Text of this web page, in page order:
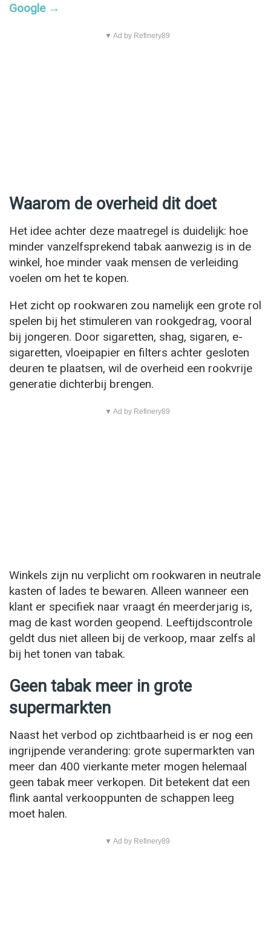
Google →
▼ Ad by Refinery89
Waarom de overheid dit doet
Het idee achter deze maatregel is duidelijk: hoe
minder vanzelfsprekend tabak aanwezig is in de
winkel, hoe minder vaak mensen de verleiding
voelen om het te kopen.
Het zicht op rookwaren zou namelijk een grote rol
spelen bij het stimuleren van rookgedrag, vooral
bij jongeren. Door sigaretten, shag, sigaren, e-
sigaretten, vloeipapier en filters achter gesloten
deuren te plaatsen, wil de overheid een rookvrije
generatie dichterbij brengen.
▼ Ad by Refinery89
Winkels zijn nu verplicht om rookwaren in neutrale
kasten of lades te bewaren. Alleen wanneer een
klant er specifiek naar vraagt én meerderjarig is,
mag de kast worden geopend. Leeftijdscontrole
geldt dus niet alleen bij de verkoop, maar zelfs al
bij het tonen van tabak.
Geen tabak meer in grote
supermarkten
Naast het verbod op zichtbaarheid is er nog een
ingrijpende verandering: grote supermarkten van
meer dan 400 vierkante meter mogen helemaal
geen tabak meer verkopen. Dit betekent dat een
flink aantal verkooppunten de schappen leeg
moet halen.
▼ Ad by Refinery89